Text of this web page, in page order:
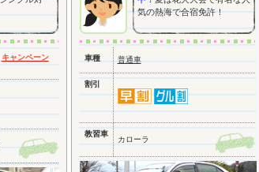
キャンペーン
気の熱海で合宿免許！
車種 普通車
割引
教習車
カローラ